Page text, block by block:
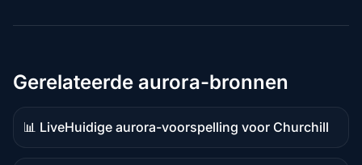
Gerelateerde aurora-bronnen
📊 Live
Live
data
Huidige aurora-voorspelling voor Churchill